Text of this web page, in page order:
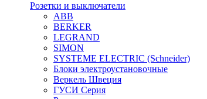
Розетки и выключатели
ABB
BERKER
LEGRAND
SIMON
SYSTEME ELECTRIC (Schneider)
Блоки электроустановочные
Веркель Швеция
ГУСИ Серия